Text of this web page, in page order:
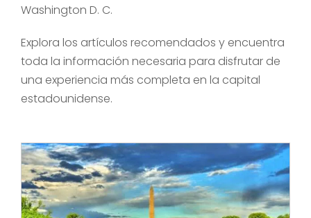
Washington D. C.
Explora los artículos recomendados y encuentra
toda la información necesaria para disfrutar de
una experiencia más completa en la capital
estadounidense.